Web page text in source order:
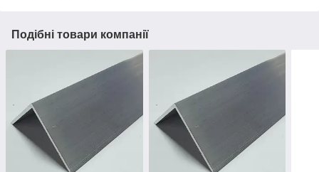
Подібні товари компанії